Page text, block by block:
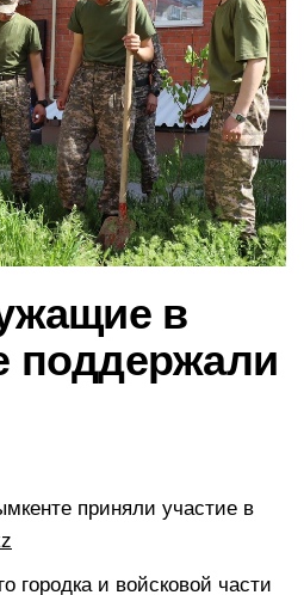
ц
и
ю
в
приняли участие в
городка и войсковой части